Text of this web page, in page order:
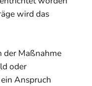
wird das
Maßnahme
oder
Anspruch